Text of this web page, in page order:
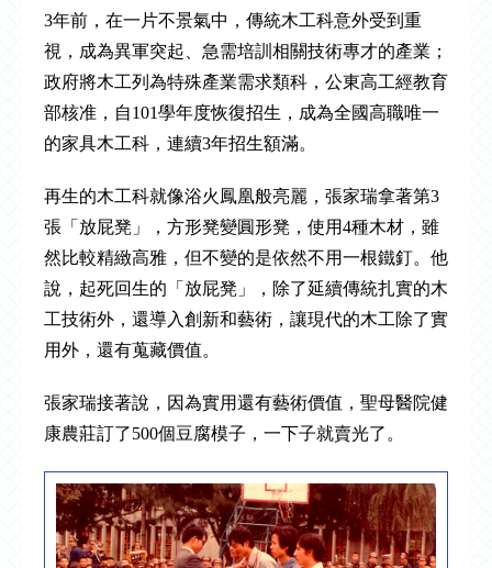
3年前，在一片不景氣中，傳統木工科意外受到重
視，成為異軍突起、急需培訓相關技術專才的產業；
政府將木工列為特殊產業需求類科，公東高工經教育
部核准，自101學年度恢復招生，成為全國高職唯一
的家具木工科，連續3年招生額滿。
再生的木工科就像浴火鳳凰般亮麗，張家瑞拿著第3
張「放屁凳」，方形凳變圓形凳，使用4種木材，雖
然比較精緻高雅，但不變的是依然不用一根鐵釘。他
說，起死回生的「放屁凳」，除了延續傳統扎實的木
工技術外，還導入創新和藝術，讓現代的木工除了實
用外，還有蒐藏價值。
張家瑞接著說，因為實用還有藝術價值，聖母醫院健
康農莊訂了500個豆腐模子，一下子就賣光了。